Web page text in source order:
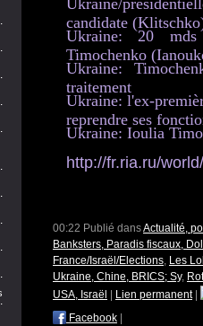
Ukraine/
candidate
Ukraine: 20
Timochenko
Ukraine:
traitement
Ukraine: l'ex-
reprendre ses
Ukraine: Ioulia
http://fr.ria.ru/
00:22 Publié dansActualité,
Banksters, Paradis fiscaux,
France/Israël/Elections, Les
Ukraine, Chine, BRICS; Sy,
USA, Israël
Lien permanent|
Facebook